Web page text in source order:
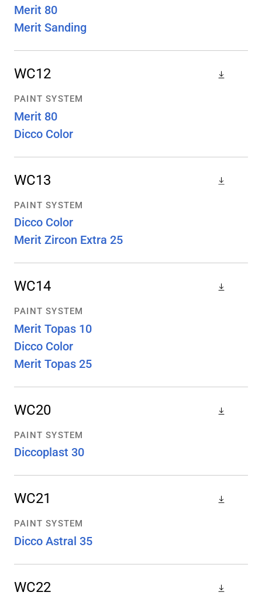
Merit 80
Merit Sanding
WC12
PAINT SYSTEM
Merit 80
Dicco Color
WC13
PAINT SYSTEM
Dicco Color
Merit Zircon Extra 25
WC14
PAINT SYSTEM
Merit Topas 10
Dicco Color
Merit Topas 25
WC20
PAINT SYSTEM
Diccoplast 30
WC21
PAINT SYSTEM
Dicco Astral 35
WC22